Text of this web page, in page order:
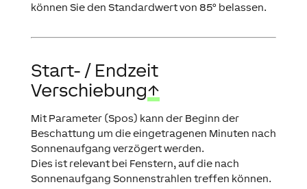
können Sie den Standardwert von 85° belassen.
Start- / Endzeit
Verschiebung↑
Mit Parameter (Spos) kann der Beginn der
Beschattung um die eingetragenen Minuten nach
Sonnenaufgang verzögert werden.
Dies ist relevant bei Fenstern, auf die nach
Sonnenaufgang Sonnenstrahlen treffen können.